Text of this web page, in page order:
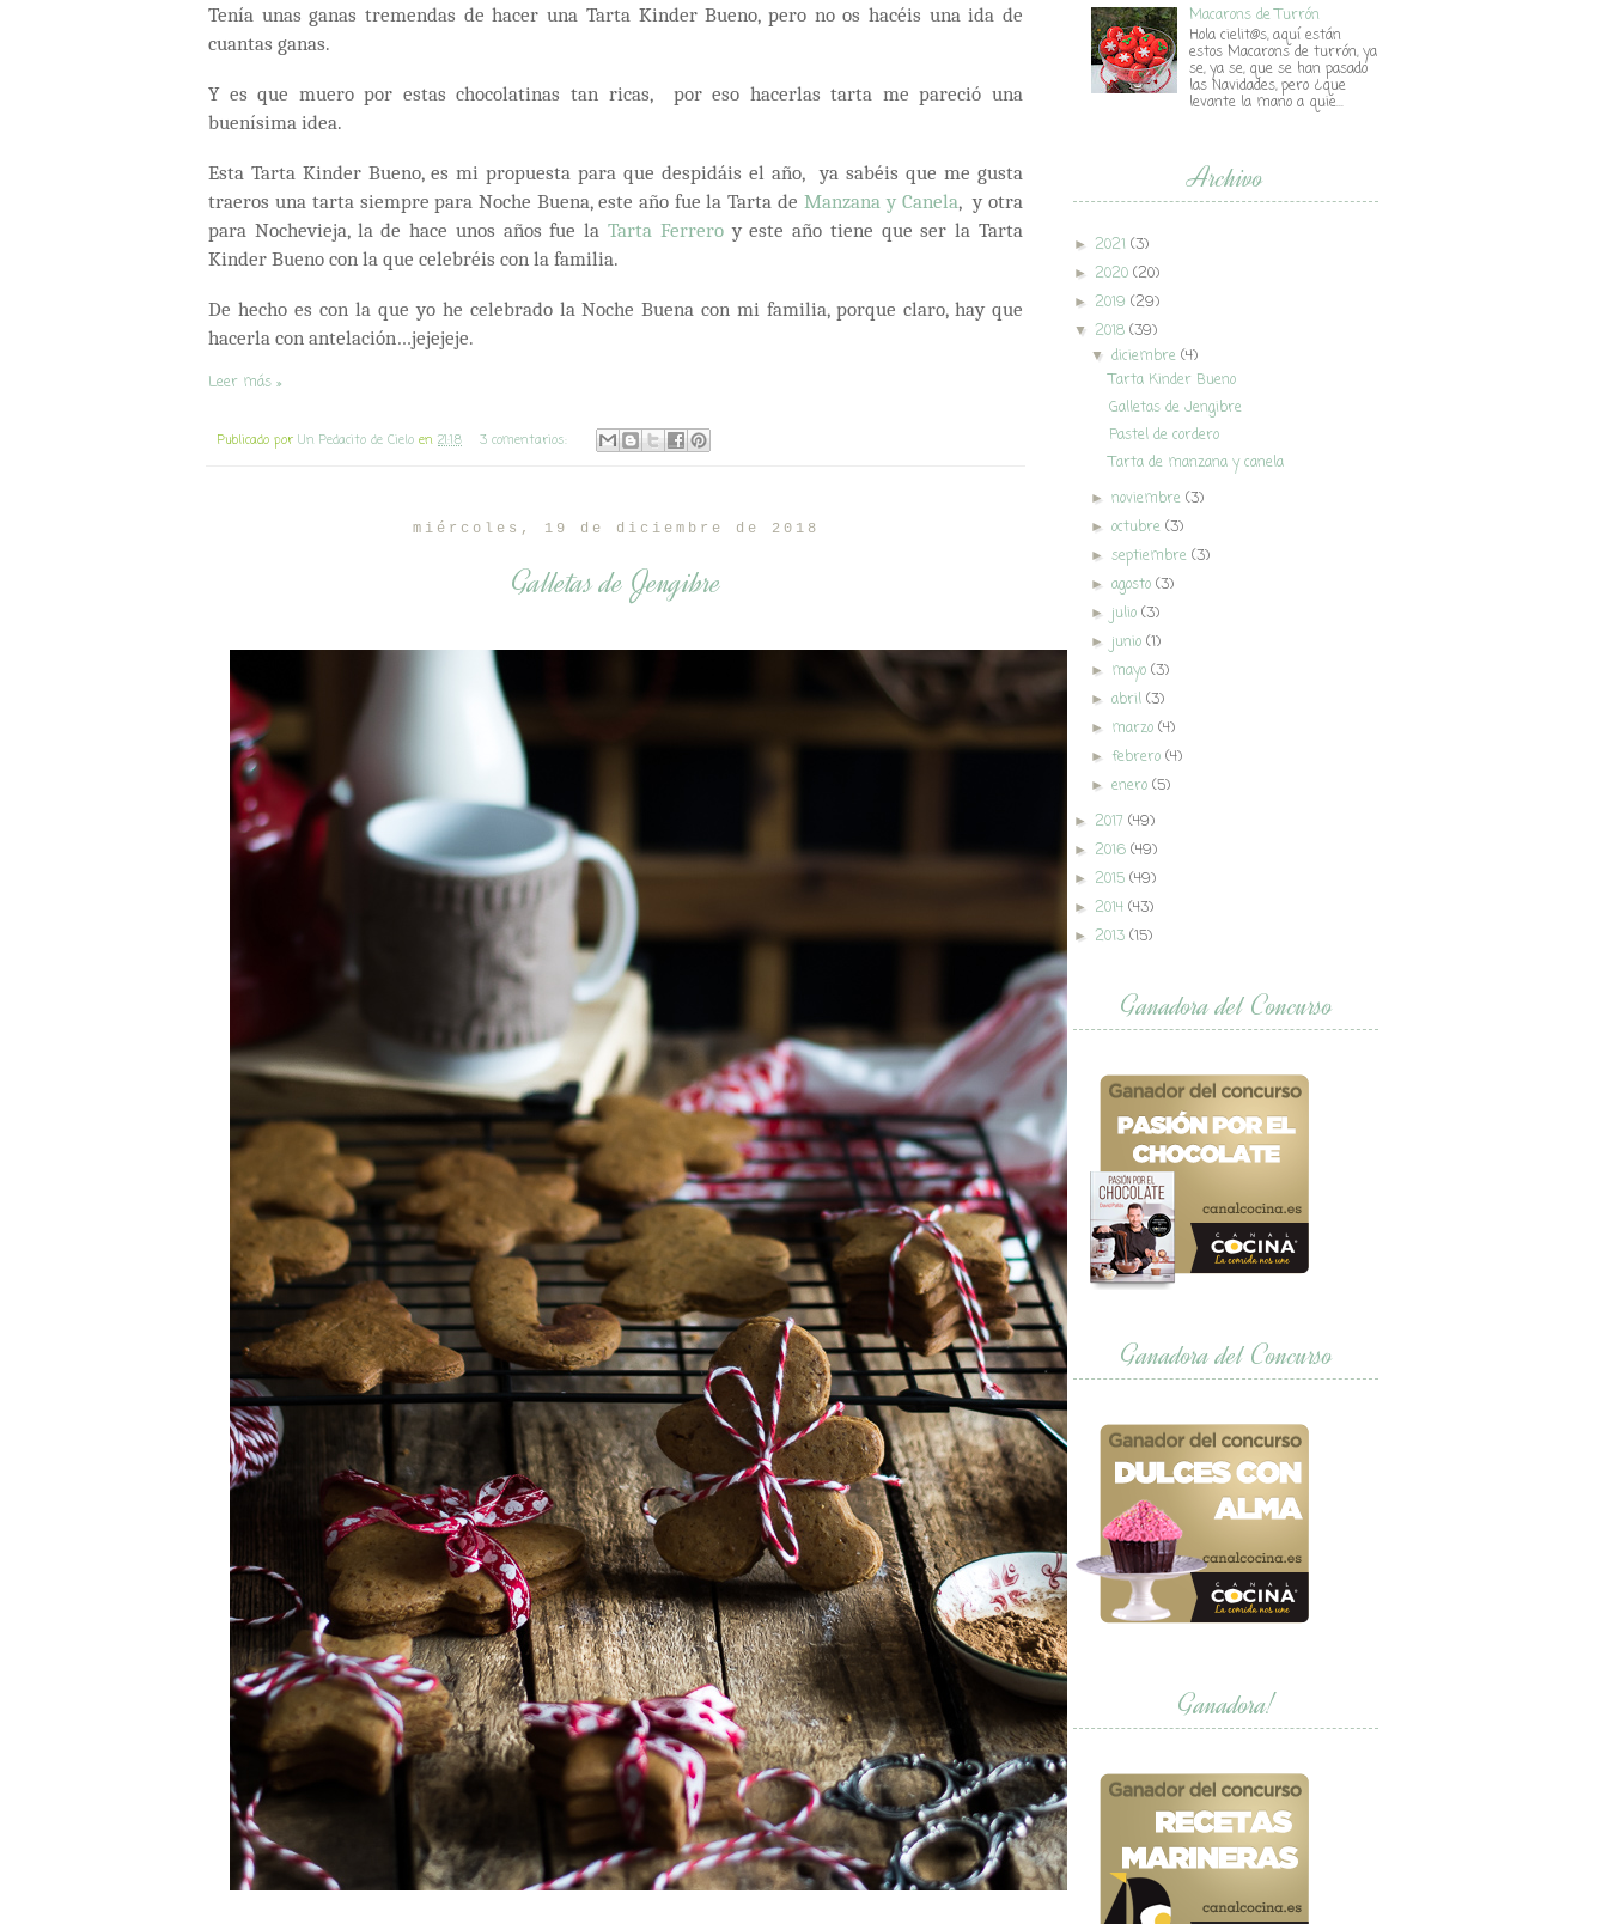
Tenía unas ganas tremendas de hacer una Tarta Kinder Bueno, pero no os hacéis una ida de
cuantas ganas.
Y es que muero por estas chocolatinas tan ricas, por eso hacerlas tarta me pareció una
buenísima idea.
Esta Tarta Kinder Bueno, es mi propuesta para que despidáis el año, ya sabéis que me gusta
traeros una tarta siempre para Noche Buena, este año fue la Tarta de Manzana y Canela, y otra
para Nochevieja, la de hace unos años fue la Tarta Ferreroy este año tiene que ser la Tarta
Kinder Bueno con la que celebréis con la familia.
De hecho es con la que yo he celebrado la Noche Buena con mi familia, porque claro, hay que
hacerla con antelación…jejejeje.
Leer más »
Publicado por Un Pedacito de Cielo en 21:18 3 comentarios:
miércoles, 19 de diciembre de 2018
Galletas de Jengibre
Macarons de Turrón
Hola cielit@s, aquí están
estos Macarons de turrón, ya
se, ya se, que se han pasado
las Navidades, pero ¿que
levante la mano a quie...
Archivo
► 2021 (3)
► 2020 (20)
► 2019 (29)
▼ 2018 (39)
▼ diciembre (4)
Tarta Kinder Bueno
Galletas de Jengibre
Pastel de cordero
Tarta de manzana y canela
►noviembre (3)
►octubre (3)
►septiembre (3)
►agosto (3)
► julio (3)
► junio (1)
► mayo (3)
►abril (3)
► marzo (4)
► febrero (4)
►enero (5)
► 2017 (49)
► 2016 (49)
► 2015 (49)
► 2014 (43)
► 2013 (15)
Ganadora del Concurso
Ganadora del Concurso
Ganadora!